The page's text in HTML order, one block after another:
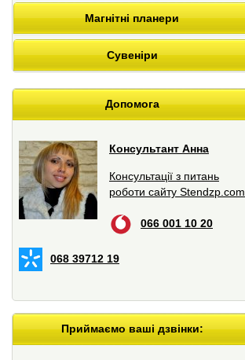
Магнітні планери
Сувеніри
Допомога
Консультант Анна
Консультації з питань
роботи сайту Stendzp.com
066 001 10 20
068 39712 19
Приймаємо ваші дзвінки: